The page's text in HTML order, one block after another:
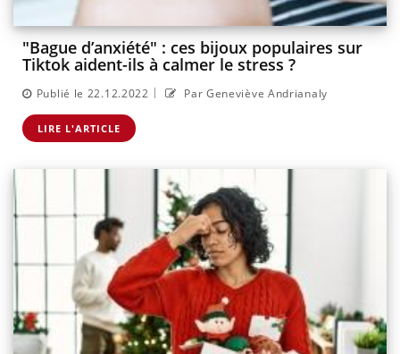
"Bague d’anxiété" : ces bijoux populaires sur
Tiktok aident-ils à calmer le stress ?
Publié le 22.12.2022 | Par Geneviève Andrianaly
LIRE L'ARTICLE